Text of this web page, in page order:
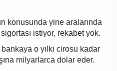
konusunda yine aralarında
istiyor, rekabet yok.
o yılki cirosu kadar
milyarlarca dolar eder.